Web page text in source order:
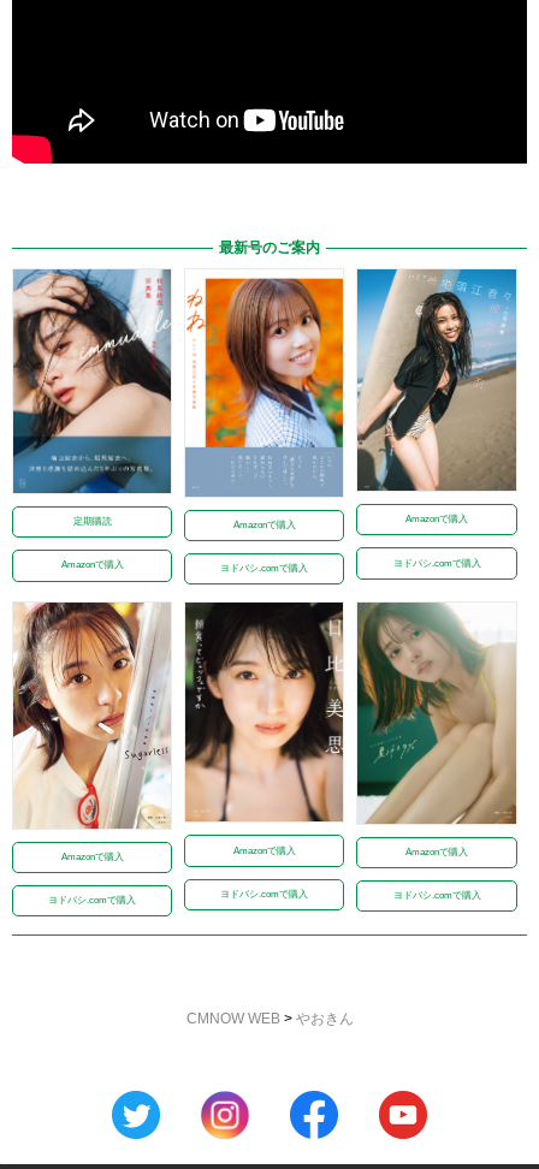
最新号のご案内
定期購読
Amazonで購入
Amazonで購入
ヨドバシ.comで購入
Amazonで購入
ヨドバシ.comで購入
Amazonで購入
ヨドバシ.comで購入
Amazonで購入
ヨドバシ.comで購入
Amazonで購入
ヨドバシ.comで購入
CMNOW WEB> やおきん